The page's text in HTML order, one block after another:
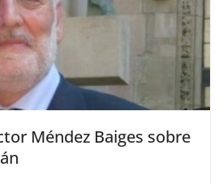
Méndez Baiges sobre